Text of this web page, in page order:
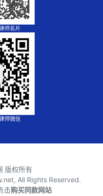
师名片
师微信
版权所有
All Rights Reserved.
击购买同款网站